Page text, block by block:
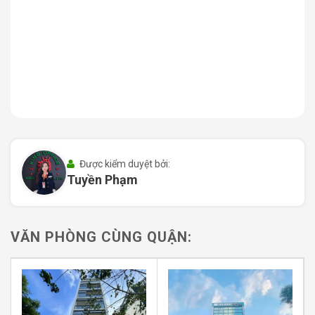
Vietcombank, Sacombank, cùng với hệ thống tiện ích
dịch vụ cao cấp như nhà hàng, quán cà phê, khách sạn,
trung tâm mua sắm, trường học quốc tế,… góp phần tạo
động.
Được kiểm duyệt bởi:
Tuyền Phạm
VĂN PHÒNG CÙNG QUẬN: